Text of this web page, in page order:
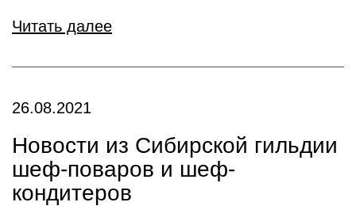
Читать далее
26.08.2021
Новости из Сибирской гильдии
шеф-поваров и шеф-
кондитеров